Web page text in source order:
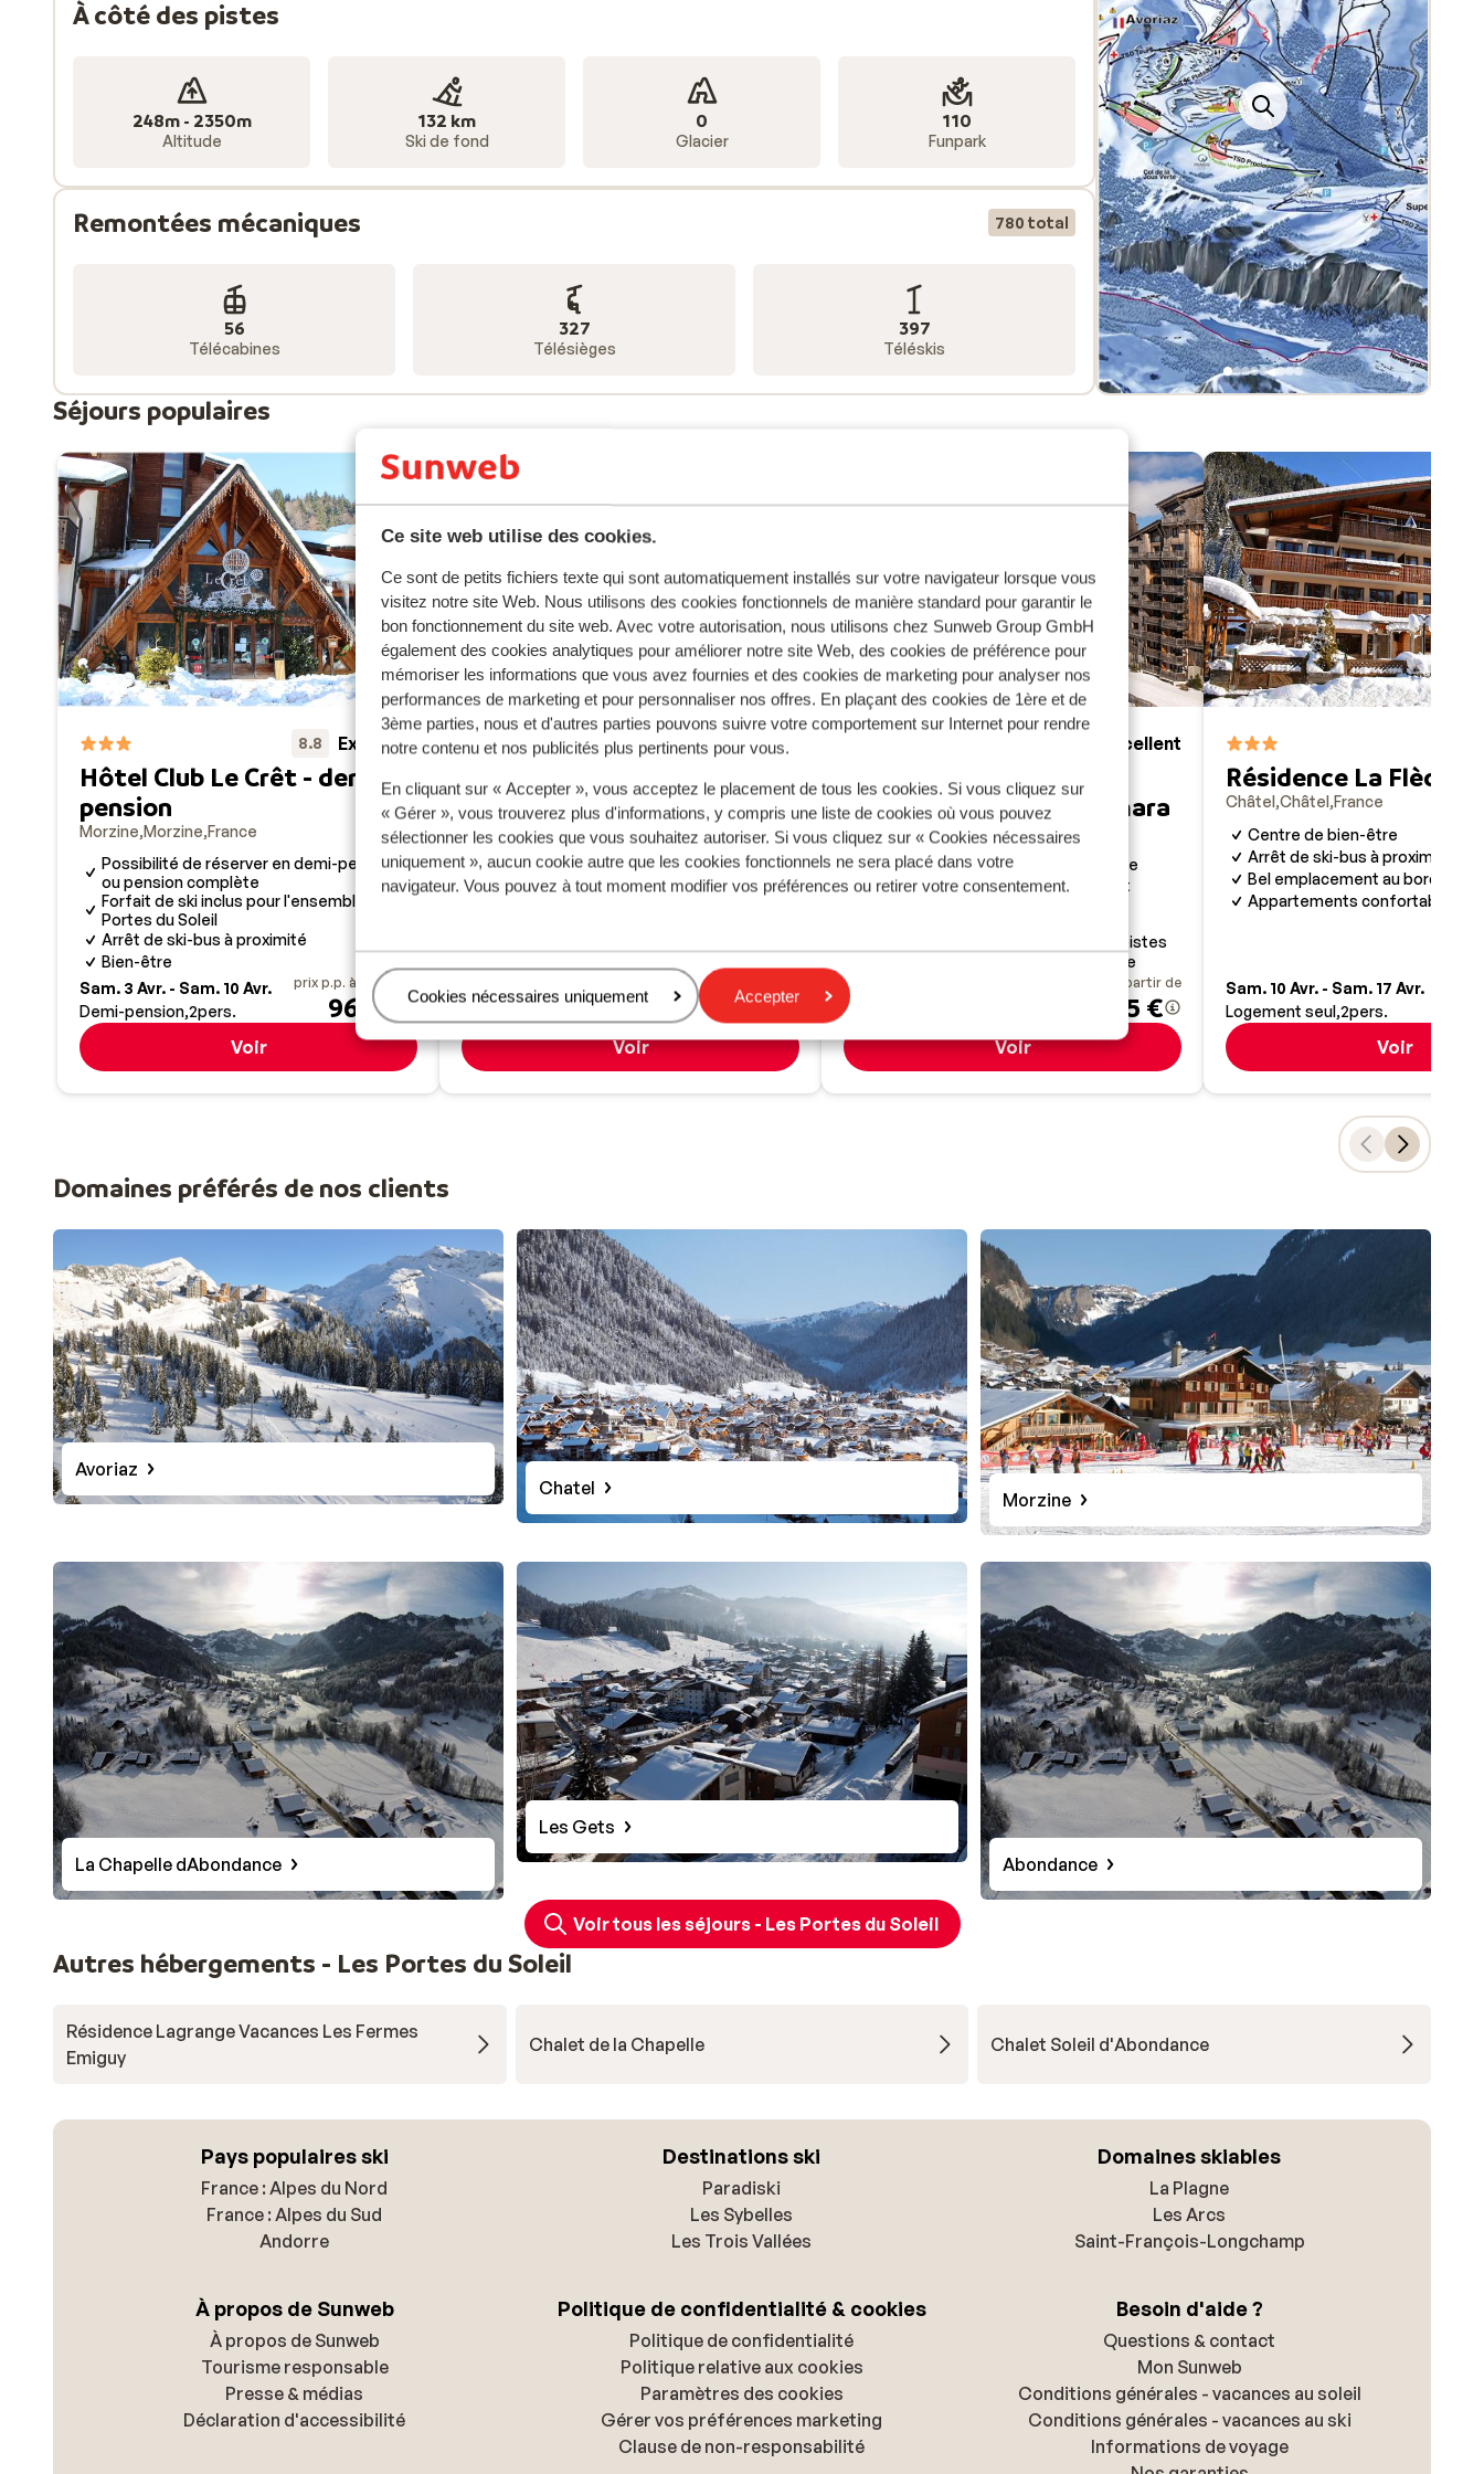
Ce site web utilise des cookies.
Ce sont de petits fichiers texte qui sont automatiquement installés sur votre navigateur lorsque vous
visitez notre site Web. Nous utilisons des cookies fonctionnels de manière standard pour garantir le
bon fonctionnement du site web. Avec votre autorisation, nous utilisons chez Sunweb Group GmbH
également des cookies analytiques pour améliorer notre site Web, des cookies de préférence pour
mémoriser les informations que vous avez fournies et des cookies de marketing pour analyser nos
performances de marketing et pour personnaliser nos offres. En plaçant des cookies de 1ère et de
3ème parties, nous et d'autres parties pouvons suivre votre comportement sur Internet pour rendre
notre contenu et nos publicités plus pertinents pour vous.
En cliquant sur « Accepter », vous acceptez le placement de tous les cookies. Si vous cliquez sur
« Gérer », vous trouverez plus d'informations, y compris une liste de cookies où vous pouvez
sélectionner les cookies que vous souhaitez autoriser. Si vous cliquez sur « Cookies nécessaires
uniquement », aucun cookie autre que les cookies fonctionnels ne sera placé dans votre
navigateur. Vous pouvez à tout moment modifier vos préférences ou retirer votre consentement.
Gérer
Cookies nécessaires uniquement Accepter
À côté des pistes
248m - 2350m
Altitude
132 km
Ski de fond
0
Glacier
110
Funpark
Remontées mécaniques 780 total
56
Télécabines
327
Télésièges
397
Téléskis
Séjours populaires
8.8 Excellent
Hôtel Club Le Crêt - demi-
pension
Morzine Morzine France
Possibilité de réserver en demi-pension
ou pension complète
Forfait de ski inclus pour l'ensemble des
Portes du Soleil
Arrêt de ski-bus à proximité
Bien-être
Sam. 3 Avr. - Sam. 10 Avr.
Demi-pension 2pers.
prix p.p. à partir de
960 €
Voir
Hôtel Les Lans
Morzine Morzine France
Chambres familiales
A 300m du telepherique de Prodains
Forfait ski Portes du Soleil inclus
Sam. 20 Mars - Sam. 27
Mars
pers. 844 €
Voir
Excellent
Résidence Pierre et
Vacances Premium L’Amara
Avoriaz Avoriaz France
Résidence élégante, haut de gamme
Séjournez dans un bel appartement
remontées mécaniques et sur les pistes
Profitez d'un séjour luxe et farniente
Sam. 10 Avr. - Sam. 17 Avr.
Logement seul
prix p.p. à partir de
935 €
Voir
Résidence La Flèche
Châtel Châtel France
Centre de bien-être
Arrêt de ski-bus à proximité
Bel emplacement au bord d'un
Appartements confortables
Sam. 10 Avr. - Sam. 17 Avr.
Logement seul 2pers.
Voir
Domaines préférés de nos clients
Avoriaz
Chatel
Morzine
La Chapelle dAbondance
Les Gets
Abondance
Voir tous les séjours - Les Portes du Soleil
Autres hébergements - Les Portes du Soleil
Résidence Lagrange Vacances Les Fermes
Emiguy
Chalet de la Chapelle Chalet Soleil d'Abondance
Pays populaires ski
France : Alpes du Nord
France : Alpes du Sud
Andorre
Destinations ski
Paradiski
Les Sybelles
Les Trois Vallées
Domaines skiables
La Plagne
Les Arcs
Saint-François-Longchamp
À propos de Sunweb
À propos de Sunweb
Tourisme responsable
Presse & médias
Déclaration d'accessibilité
Politique de confidentialité & cookies
Politique de confidentialité
Politique relative aux cookies
Paramètres des cookies
Gérer vos préférences marketing
Clause de non-responsabilité
Besoin d'aide ?
Questions & contact
Mon Sunweb
Conditions générales - vacances au soleil
Conditions générales - vacances au ski
Informations de voyage